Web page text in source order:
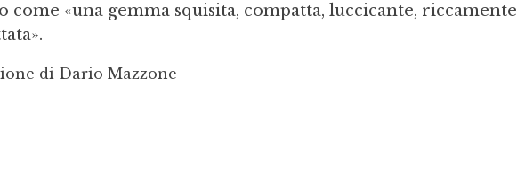
come «una gemma squisita, compatta, luccicante, riccamente
di Dario Mazzone